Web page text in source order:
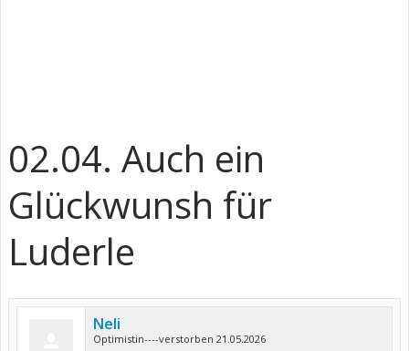
02.04. Auch ein
Glückwunsh für
Luderle
Neli
Optimistin----verstorben 21.05.2026